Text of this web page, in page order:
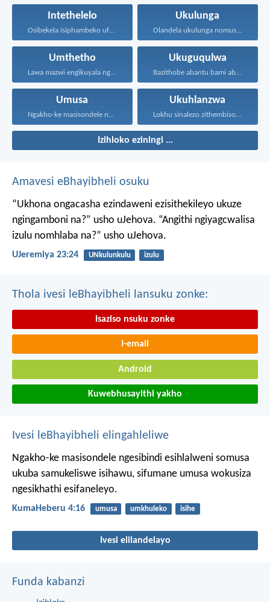
Intethelelo
Osibekela isiphambeko ufuna uthando...
Ukulunga
Olandela ukulunga nomusa uyafumana...
Umthetho
Lawa mazwi engikuyala ngawo...
Ukuguqulwa
Bazithobe abantu bami ababizwa...
Umusa
Ngakho-ke masisondele ngesibindi esihlalweni...
Ukuhlanzwa
Lokhu sinalezo zithembiso, bathandwa...
Izihloko eziningi ...
Amavesi eBhayibheli osuku
“Ukhona ongacasha ezindaweni ezisithekileyo ukuze
ngingamboni na?” usho uJehova. “Angithi ngiyagcwalisa
izulu nomhlaba na?” usho uJehova.
UJeremiya 23:24 UNkulunkulu izulu
Thola ivesi leBhayibheli lansuku zonke:
Isaziso nsuku zonke
I-email
Android
Kuwebhusayithi yakho
Ivesi leBhayibheli elingahleliwe
Ngakho-ke masisondele ngesibindi esihlalweni somusa
ukuba samukeliswe isihawu, sifumane umusa wokusiza
ngesikhathi esifaneleyo.
KumaHeberu 4:16 umusa umkhuleko isihe
Ivesi elilandelayo
Funda kabanzi